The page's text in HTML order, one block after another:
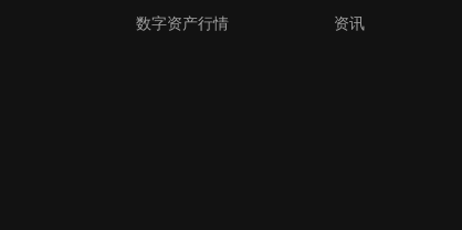
数字资产行情 资讯